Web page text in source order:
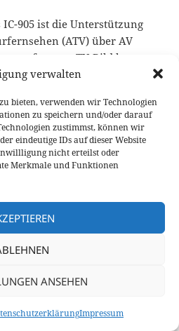
verwalten
bieten, verwenden wir Technologien
zu speichern und/oder darauf
zustimmst, können wir
eindeutige IDs auf dieser Website
nicht erteilst oder
Merkmale und Funktionen
ANSEHEN
Impressum
905 ist die Unterstützung
(ATV) über AV
empfangene TV-Bild kann
eingebauten Display
ATV QSOs führen, auch
Mit der kompakten
ideale Möglichkeiten für
erhöhten Standorten aus.
die bisher auf
auf 10 GHz oder auch
beitragen, dass diese